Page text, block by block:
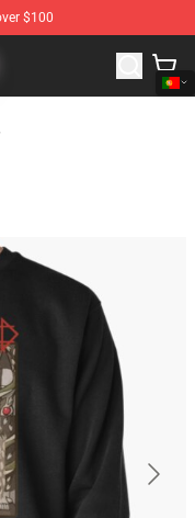
$100
Merchandise Shop